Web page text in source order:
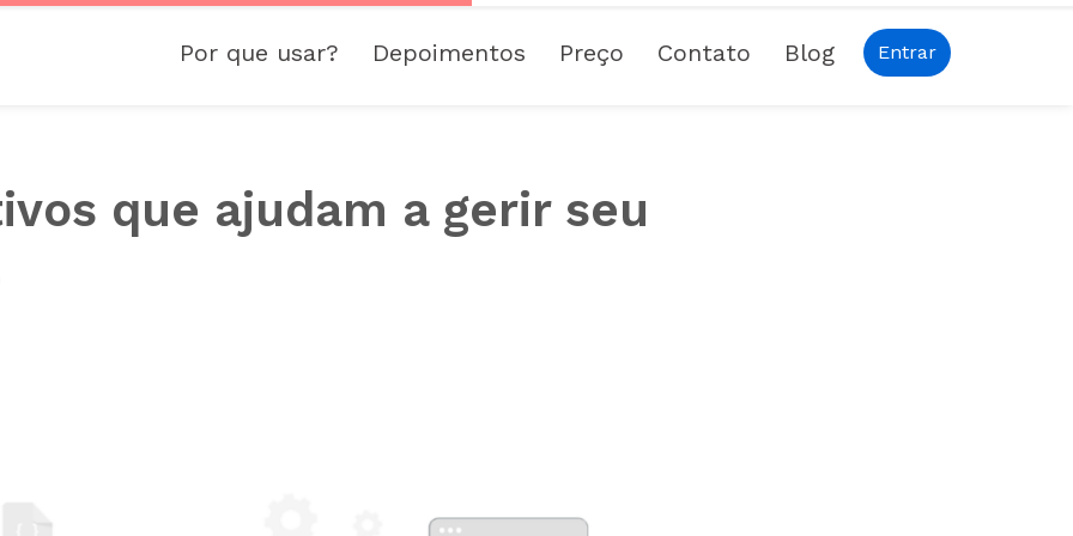
Por que usar? Depoimentos Preço Contato Blog Entrar
que ajudam a gerir seu